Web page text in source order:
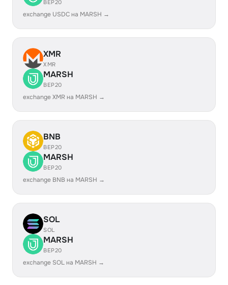
BEP20
exchange USDC на MARSH →
XMR
XMR
MARSH
BEP20
exchange XMR на MARSH →
BNB
BEP20
MARSH
BEP20
exchange BNB на MARSH →
SOL
SOL
MARSH
BEP20
exchange SOL на MARSH →